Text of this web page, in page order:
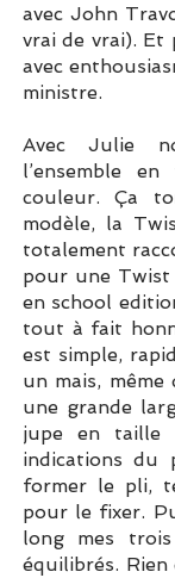
avec John
vrai de vrai). Et
avec
ministre.
Avec Julie
l’ensemble
couleur. Ça
modèle, la
totalement
pour une Twist
en school
tout à fait
est simple,
un mais,
une grande
jupe en taille
indications du
former le pli,
pour le fixer.
long mes
équilibrés. Rien